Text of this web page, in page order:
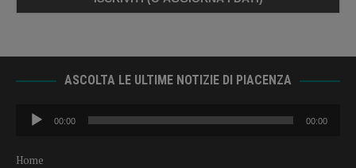
ASCOLTA LE ULTIME NOTIZIE DI PIACENZA
Audio
Player
00:00 00:00
Home